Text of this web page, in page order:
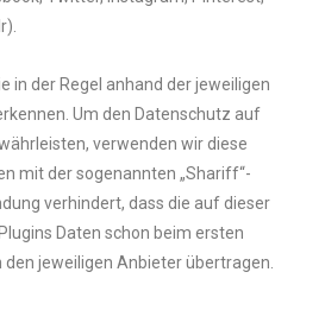
in der Regel anhand der jeweiligen
Um den Datenschutz auf
verwenden wir diese
mit der sogenannten „Shariff“-
verhindert, dass die auf dieser
Daten schon beim ersten
jeweiligen Anbieter übertragen.